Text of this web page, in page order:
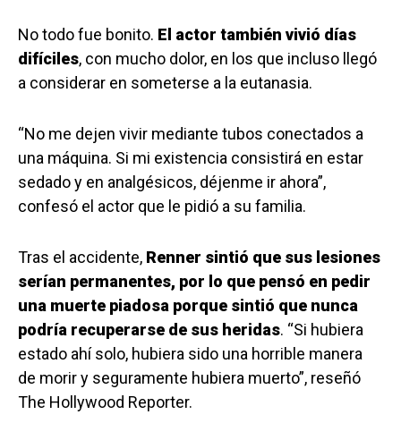
No todo fue bonito. El actor también vivió días
difíciles, con mucho dolor, en los que incluso llegó
a considerar en someterse a la eutanasia.
“No me dejen vivir mediante tubos conectados a
una máquina. Si mi existencia consistirá en estar
sedado y en analgésicos, déjenme ir ahora”,
confesó el actor que le pidió a su familia.
Tras el accidente, Renner sintió que sus lesiones
serían permanentes, por lo que pensó en pedir
una muerte piadosa porque sintió que nunca
podría recuperarse de sus heridas. “Si hubiera
estado ahí solo, hubiera sido una horrible manera
de morir y seguramente hubiera muerto”, reseñó
The Hollywood Reporter.